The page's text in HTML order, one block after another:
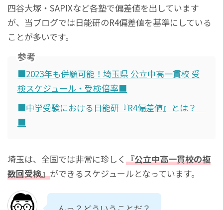
四谷大塚・SAPIXなど各塾で偏差値を出しています
が、当ブログでは日能研のR4偏差値を基準にしている
ことが多いです。
参考
■2023年も併願可能！埼玉県 公立中高一貫校 受
検スケジュール・受検倍率■
■中学受験における日能研『R4偏差値』とは？
■
埼玉は、全国では非常に珍しく 『公立中高一貫校の複
数回受検』ができるスケジュールとなっています。